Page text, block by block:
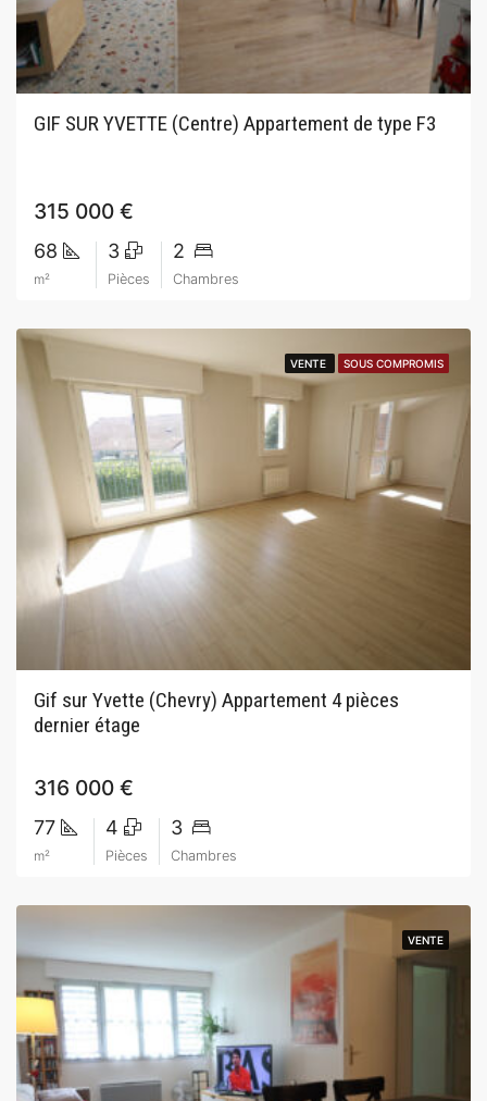
GIF SUR YVETTE (Centre) Appartement de type F3
315 000 €
68
m²
3
Pièces
2
Chambres
VENTE SOUS COMPROMIS
VENTE SOUS COMPROMIS
Gif sur Yvette (Chevry) Appartement 4 pièces
dernier étage
316 000 €
77
m²
4
Pièces
3
Chambres
VENTE
VENTE